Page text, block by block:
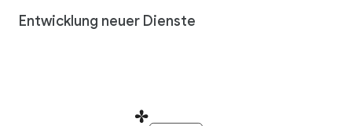
Entwicklung neuer Dienste